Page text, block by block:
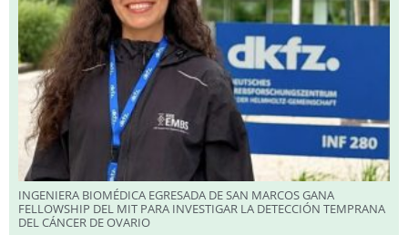
INGENIERA BIOMÉDICA EGRESADA DE SAN MARCOS GANA
FELLOWSHIP DEL MIT PARA INVESTIGAR LA DETECCIÓN TEMPRANA
DEL CÁNCER DE OVARIO